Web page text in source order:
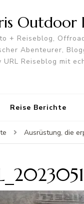
Outdoor
+ Reiseblog,
Abenteurer,
URL Reiseblog mit
Reise Berichte
Ausrüstung, die